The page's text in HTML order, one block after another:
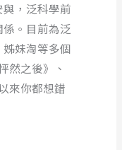
，泛科學前
。目前為泛
妹淘等多個
然之後》、
來你都想錯